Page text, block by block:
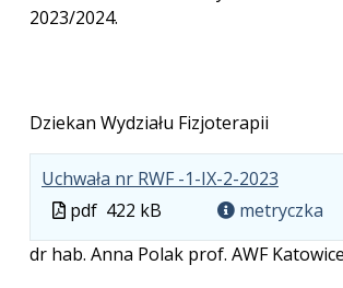
2023/2024.
Dziekan Wydziału Fizjoterapii
Uchwała nr RWF -1-IX-2-2023
Plik
w
formacie:
Rozmiar
pliku:
422
Otwiera
się
w
Plik
w
formacie
pdf 422 kB
metryczka
dr hab. Anna Polak prof. AWF Katowice